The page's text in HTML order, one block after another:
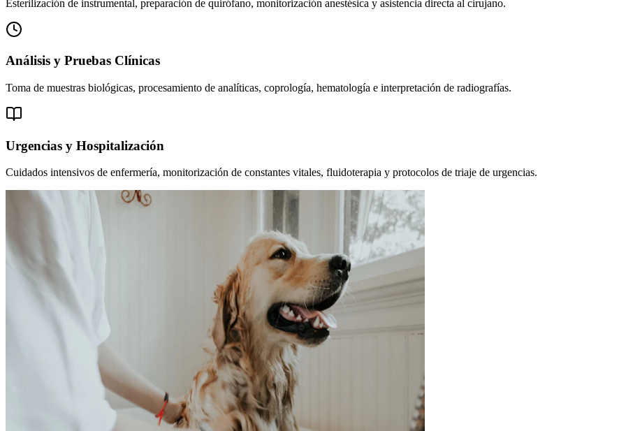
Esterilización de instrumental, preparación de quirófano, monitorización anestésica y asistencia directa al cirujano.
Análisis y Pruebas Clínicas
Toma de muestras biológicas, procesamiento de analíticas, coprología, hematología e interpretación de radiografías.
Urgencias y Hospitalización
Cuidados intensivos de enfermería, monitorización de constantes vitales, fluidoterapia y protocolos de triaje de urgencias.